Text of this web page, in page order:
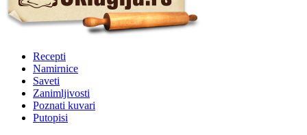
Recepti
Namirnice
Saveti
Zanimljivosti
Poznati kuvari
Putopisi